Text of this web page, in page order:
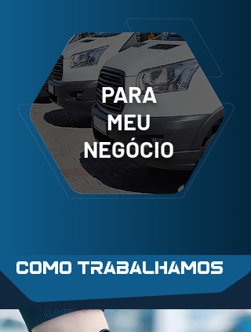
PARA
MEU
NEGÓCIO
COMO TRABALHAMOS